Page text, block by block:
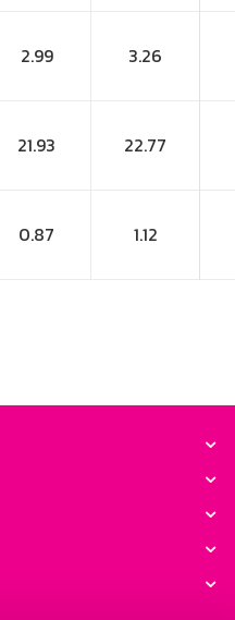
2.99 3.26
21.93 22.77
0.87 1.12